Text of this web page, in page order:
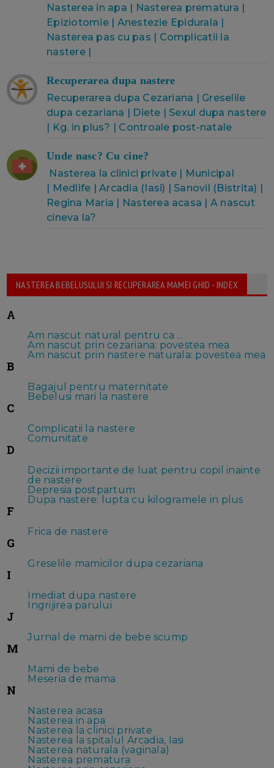
Nasterea in apa
Nasterea prematura
Epiziotomie| Anestezie Epidurala
Nasterea pas cu pas
Complicatii la
nastere|
Recuperarea dupa nastere
Recuperarea dupa Cezariana
Greselile
dupa cezariana
Diete
Sexul dupa nastere
Kg. in plus? Controale post-natale
Unde nasc? Cu cine?
Nasterea la clinici private|
Municipal
Medlife |Arcadia (Iasi) | Sanovil
(Bistrita) |
Regina Maria
Nasterea acasa
A nascut
cineva la?
NASTEREA BEBELUSULUI SI RECUPERAREA MAMEI GHID - INDEX
A
Am nascut natural pentru ca ...
Am nascut prin cezariana: povestea mea
Am nascut prin nastere naturala: povestea mea
B
Bagajul pentru maternitate
Bebelusi mari la nastere
C
Complicatii la nastere
Comunitate
D
Decizii importante de luat pentru copil inainte
de nastere
Depresia postpartum
Dupa nastere: lupta cu kilogramele in plus
F
Frica de nastere
G
Greselile mamicilor dupa cezariana
I
Imediat dupa nastere
Ingrijirea parului
J
Jurnal de mami de bebe scump
M
Mami de bebe
Meseria de mama
N
Nasterea acasa
Nasterea in apa
Nasterea la clinici private
Nasterea la spitalul Arcadia, Iasi
Nasterea naturala (vaginala)
Nasterea prematura